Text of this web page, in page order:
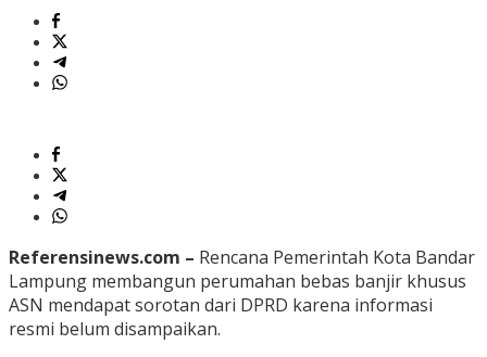
Referensinews.com – Rencana Pemerintah Kota Bandar
Lampung membangun perumahan bebas banjir khusus
ASN mendapat sorotan dari DPRD karena informasi
resmi belum disampaikan.